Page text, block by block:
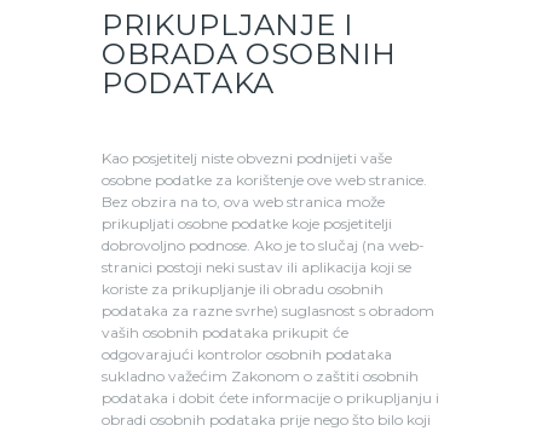
PRIKUPLJANJE I
OBRADA OSOBNIH
PODATAKA
Kao posjetitelj niste obvezni podnijeti vaše
osobne podatke za korištenje ove web stranice.
Bez obzira na to, ova web stranica može
prikupljati osobne podatke koje posjetitelji
dobrovoljno podnose. Ako je to slučaj (na web-
stranici postoji neki sustav ili aplikacija koji se
koriste za prikupljanje ili obradu osobnih
podataka za razne svrhe) suglasnost s obradom
vaših osobnih podataka prikupit će
odgovarajući kontrolor osobnih podataka
sukladno važećim Zakonom o zaštiti osobnih
podataka i dobit ćete informacije o prikupljanju i
obradi osobnih podataka prije nego što bilo koji